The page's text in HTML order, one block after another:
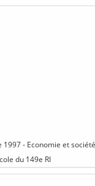
1997 - Economie et
du 149e RI